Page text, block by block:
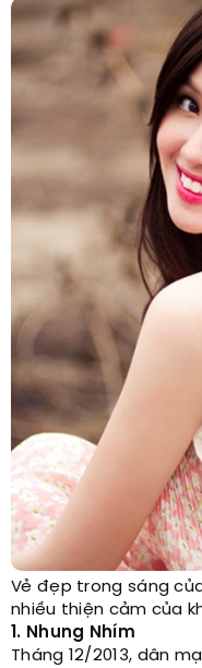
Vẻ đẹp trong sáng
nhiều thiện cảm của
1. Nhung Nhím
Tháng 12/2013, dân